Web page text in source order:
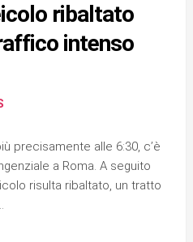
ribaltato
intenso
precisamente alle 6:30, c’è
a Roma. A seguito
risulta ribaltato, un tratto